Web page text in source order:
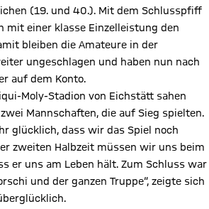
(19. und 40.). Mit dem Schlusspfiff
mit einer klasse Einzelleistung den
bleiben die Amateure in der
ungeschlagen und haben nun nach
auf dem Konto.
Moly-Stadion von Eichstätt sahen
Mannschaften, die auf Sieg spielten.
glücklich, dass wir das Spiel noch
zweiten Halbzeit müssen wir uns beim
er uns am Leben hält. Zum Schluss war
und der ganzen Truppe“, zeigte sich